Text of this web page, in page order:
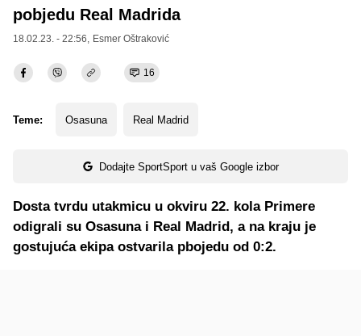
pobjedu Real Madrida
18.02.23. - 22:56, Esmer Oštraković
16
Teme: Osasuna Real Madrid
Dodajte SportSport u vaš Google izbor
Dosta tvrdu utakmicu u okviru 22. kola Primere
odigrali su Osasuna i Real Madrid, a na kraju je
gostujuća ekipa ostvarila pbojedu od 0:2.